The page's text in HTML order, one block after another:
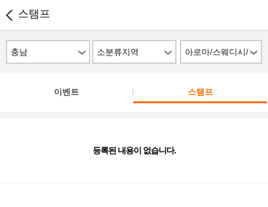
스탬프
충남 소분류지역
아로마/스웨디시/
스파
이벤트 스탬프
등록된 내용이 없습니다.